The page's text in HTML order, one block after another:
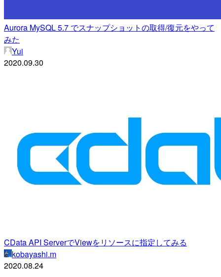
Aurora MySQL 5.7 でスナップショットの取得/復元をやって
みた
Yui
2020.09.30
CData API ServerでViewをリソースに指定してみる
kobayashi.m
2020.08.24